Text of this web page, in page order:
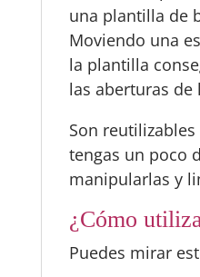
una plantilla de
Moviendo una
la plantilla
las aberturas de
Son
tengas un poco
manipularlas y
¿Cómo
Puedes mirar